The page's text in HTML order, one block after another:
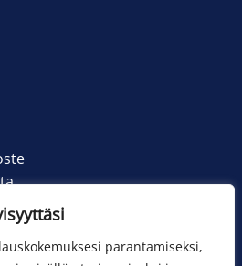
parantamiseksi,